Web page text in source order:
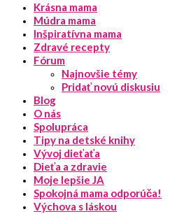
Krásna mama
Múdra mama
Inšpiratívna mama
Zdravé recepty
Fórum
Najnovšie témy
Pridať novú diskusiu
Blog
O nás
Spolupráca
Tipy na detské knihy
Vývoj dieťaťa
Dieťa a zdravie
Moje lepšie JA
Spokojná mama odporúča!
Výchova s láskou